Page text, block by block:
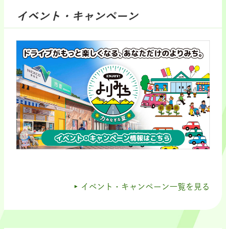
イベント・キャンペーン
イベント・キャンペーン一覧を見る